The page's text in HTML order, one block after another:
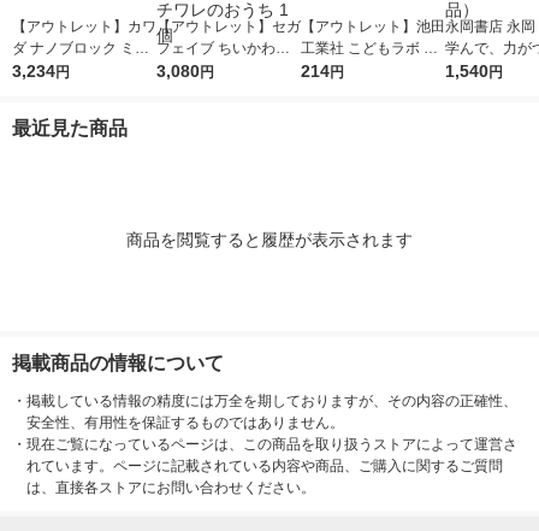
【アウトレット】カワ
ダ ナノブロック ミニ
ナノ ちいかわ（BO
3,234円
【アウトレット】セガ
フェイブ ちいかわ
あそびにおいでよ！お
3,080円
【アウトレット】池田
工業社 こどもラボ お
うちで事件!? 指紋を
214円
永岡書店 永岡
学んで、力が
ども日本地図
1,540円
最近見た商品
商品を閲覧すると履歴が表示されます
掲載商品の情報について
・ 掲載している情報の精度には万全を期しておりますが、その内容の正確性、
安全性、有用性を保証するものではありません。
・ 現在ご覧になっているページは、この商品を取り扱うストアによって運営さ
れています。ページに記載されている内容や商品、ご購入に関するご質問
は、直接各ストアにお問い合わせください。